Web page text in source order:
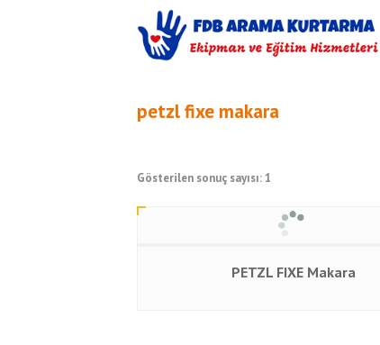
petzl fixe makara
Gösterilen sonuç sayısı: 1
PETZL FIXE Makara